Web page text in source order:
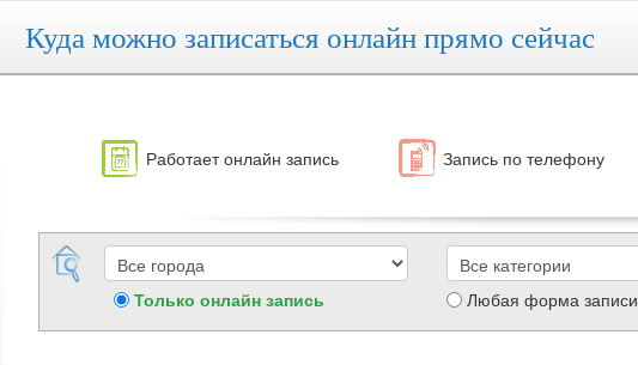
Куда можно записаться онлайн прямо сейчас
Работает онлайн запись Запись по телефону
Только онлайн запись Любая форма записи